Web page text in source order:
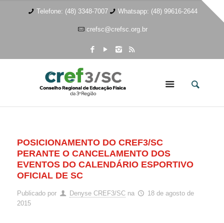
Telefone: (48) 3348-7007 Whatsapp: (48) 99616-2644
crefsc@crefsc.org.br
POSICIONAMENTO DO CREF3/SC
PERANTE O CANCELAMENTO DOS
EVENTOS DO CALENDÁRIO ESPORTIVO
OFICIAL DE SC
Publicado por Denyse CREF3/SC na
18 de agosto de
2015